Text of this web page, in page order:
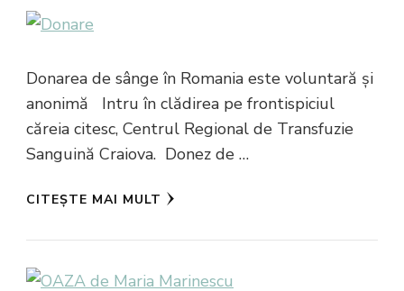
Donarea de sânge în Romania este voluntară și
anonimă Intru în clădirea pe frontispiciul
căreia citesc, Centrul Regional de Transfuzie
Sanguină Craiova. Donez de …
CITEȘTE MAI MULT